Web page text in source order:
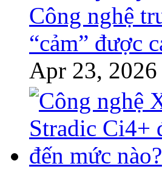
Công nghệ
“cảm” được
Apr 23, 2026